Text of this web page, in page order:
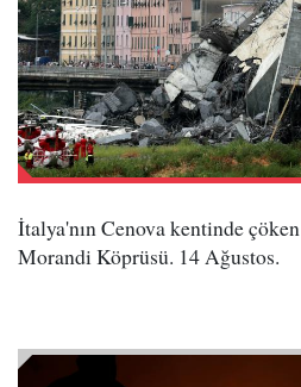
İtalya'nın Cenova kentinde çöken
Morandi Köprüsü. 14 Ağustos.